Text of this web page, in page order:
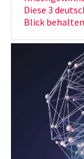
Diese 3
Blick